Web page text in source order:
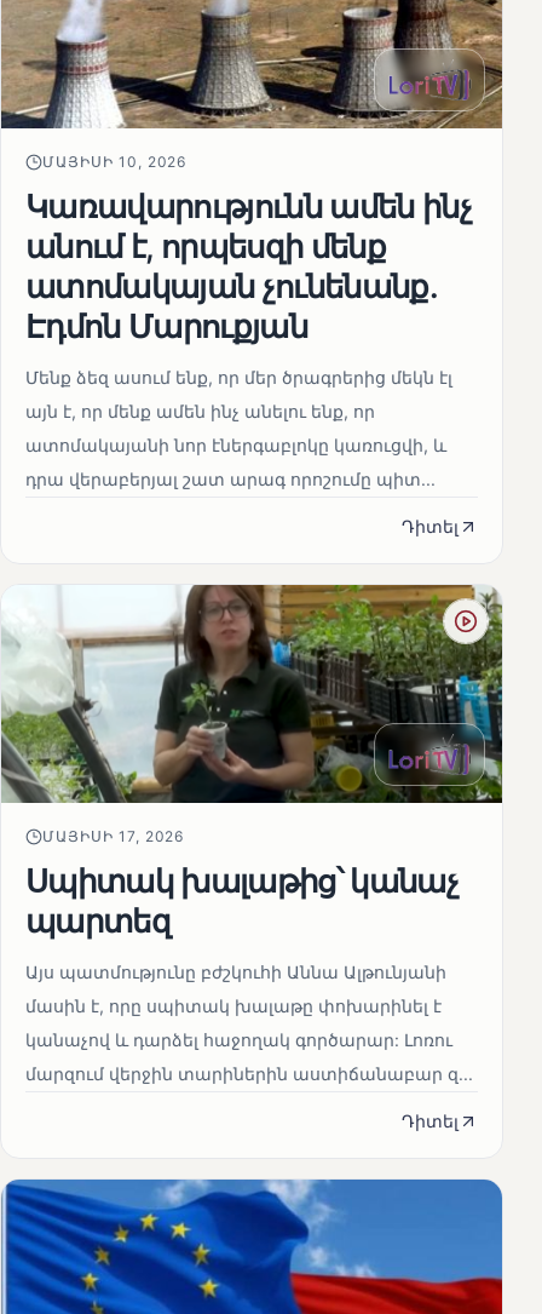
ՄԱՅԻՍԻ 10, 2026
Կառավարությունն ամեն ինչ
անում է, որպեսզի մենք
ատոմակայան չունենանք․
Էդմոն Մարուքյան
Մենք ձեզ ասում ենք, որ մեր ծրագրերից մեկն էլ
այն է, որ մենք ամեն ինչ անելու ենք, որ
ատոմակայանի նոր էներգաբլոկը կառուցվի, և
դրա վերաբերյալ շատ արագ որոշումը պիտ...
Դիտել
ՄԱՅԻՍԻ 17, 2026
Սպիտակ խալաթից՝ կանաչ
պարտեզ
Այս պատմությունը բժշկուհի Աննա Ալթունյանի
մասին է, որը սպիտակ խալաթը փոխարինել է
կանաչով և դարձել հաջողակ գործարար: Լոռու
մարզում վերջին տարիներին աստիճանաբար զ...
Դիտել